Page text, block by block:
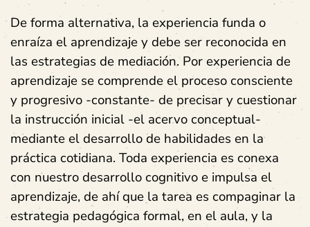
De forma alternativa, la experiencia funda o
enraíza el aprendizaje y debe ser reconocida en
las estrategias de mediación. Por experiencia de
aprendizaje se comprende el proceso consciente
y progresivo -constante- de precisar y cuestionar
la instrucción inicial -el acervo conceptual-
mediante el desarrollo de habilidades en la
práctica cotidiana. Toda experiencia es conexa
con nuestro desarrollo cognitivo e impulsa el
aprendizaje, de ahí que la tarea es compaginar la
estrategia pedagógica formal, en el aula, y la